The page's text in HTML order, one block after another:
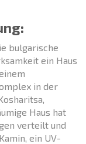
bulgarische
ein Haus
in der
Haus hat
verteilt und
ein UV-